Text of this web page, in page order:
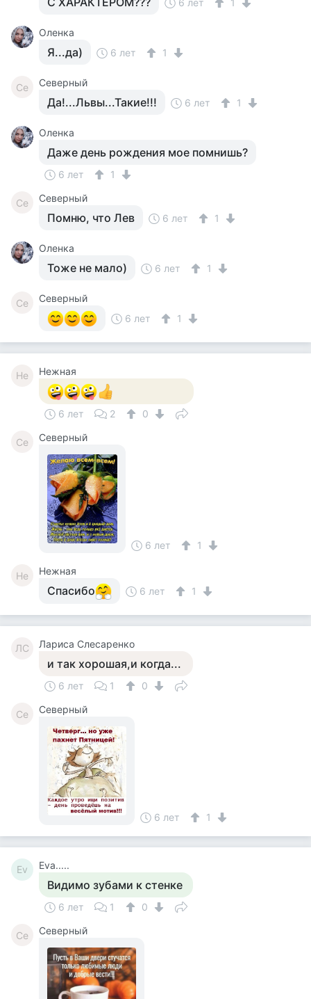
6 лет 1
Оленка
Я...да) 6 лет 1
Се Северный
Да!...Львы...Такие!!! 6 лет 1
Оленка
Даже день рождения мое помнишь?
6 лет 1
Се Северный
Помню, что Лев 6 лет 1
Оленка
Тоже не мало) 6 лет 1
Се
Северный
6 лет
1
Не Нежная
6 лет 2 0
Се Северный
6 лет 1
Не Нежная
Спасибо 6 лет 1
ЛС Лариса Слесаренко
и так хорошая,и когда...
6 лет 1 0
Се Северный
6 лет 1
Ev Eva.....
Видимо зубами к стенке
6 лет 1 0
Се Северный